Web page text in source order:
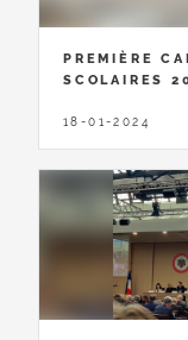
PREMIÈRE
SCOLAIRES
18-01-2024